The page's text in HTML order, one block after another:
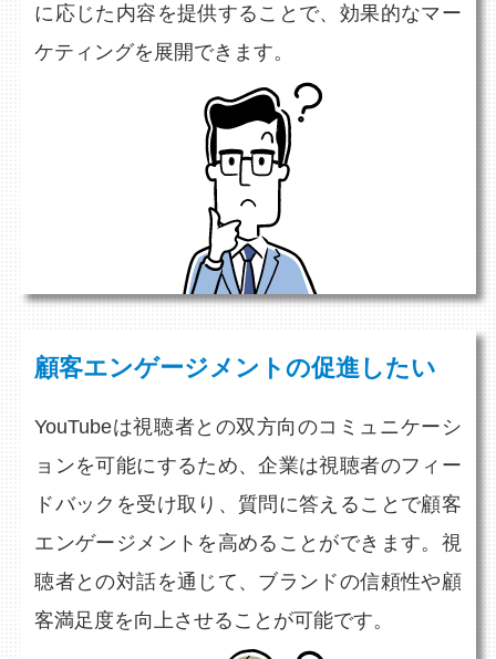
に応じた内容を提供することで、効果的なマー
ケティングを展開できます。
顧客エンゲージメントの促進したい
YouTubeは視聴者との双方向のコミュニケーシ
ョンを可能にするため、企業は視聴者のフィー
ドバックを受け取り、質問に答えることで顧客
エンゲージメントを高めることができます。視
聴者との対話を通じて、ブランドの信頼性や顧
客満足度を向上させることが可能です。